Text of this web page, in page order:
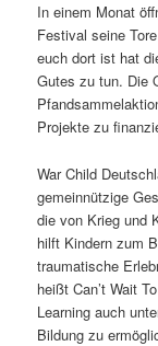
In einem Monat
Festival seine
euch dort ist hat
Gutes zu tun. Die
Projekte zu
War Child
gemeinnützige
die von Krieg und
hilft Kindern zum
traumatische
heißt Can’t Wait
Learning auch
Bildung zu